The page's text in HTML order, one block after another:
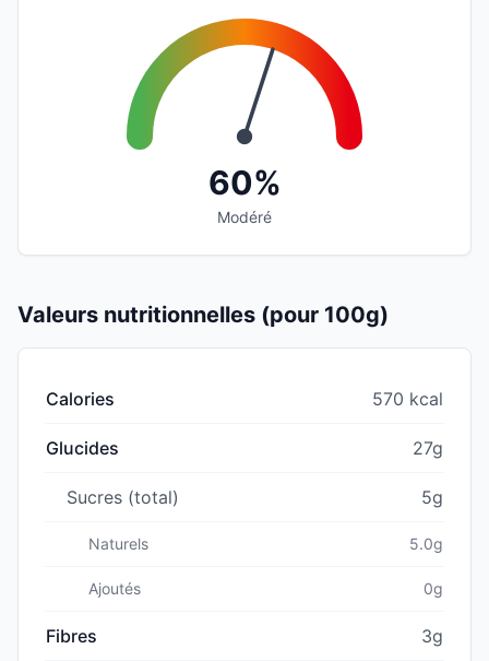
60%
Modéré
Valeurs nutritionnelles (pour 100g)
Calories 570 kcal
Glucides 27g
Sucres (total) 5g
Naturels 5.0g
Ajoutés 0g
Fibres 3g